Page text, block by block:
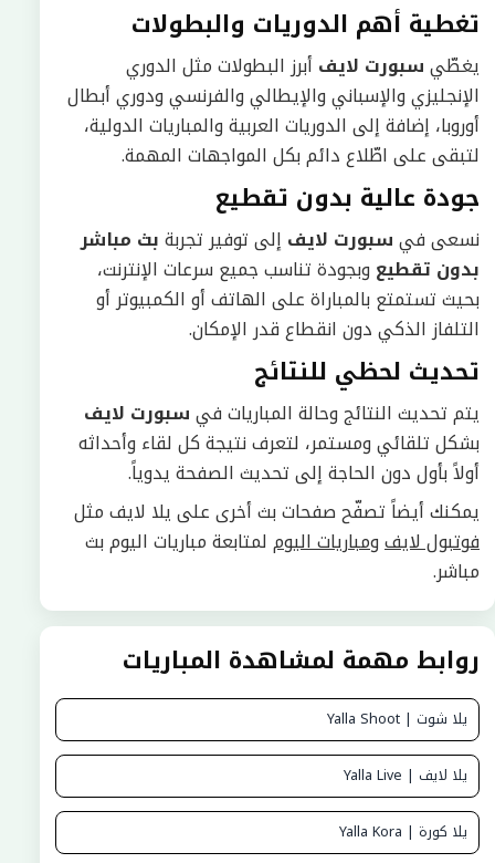
تغطية أهم الدوريات والبطولات
يغطّيسبورت لايف أبرز البطولات مثل الدوري
الإنجليزي والإسباني والإيطالي والفرنسي ودوري أبطال
أوروبا، إضافة إلى الدوريات العربية والمباريات الدولية،
لتبقى على اطّلاع دائم بكل المواجهات المهمة.
جودة عالية بدون تقطيع
نسعى فيسبورت لايف إلى توفير تجربةبث مباشر
بدون تقطيع وبجودة تناسب جميع سرعات الإنترنت،
بحيث تستمتع بالمباراة على الهاتف أو الكمبيوتر أو
التلفاز الذكي دون انقطاع قدر الإمكان.
تحديث لحظي للنتائج
يتم تحديث النتائج وحالة المباريات فيسبورت لايف
بشكل تلقائي ومستمر، لتعرف نتيجة كل لقاء وأحداثه
أولاً بأول دون الحاجة إلى تحديث الصفحة يدوياً.
يمكنك أيضاً تصفّح صفحات بث أخرى على يلا لايف مثل
فوتبول لايفومباريات اليوم لمتابعة مباريات اليوم بث
مباشر.
روابط مهمة لمشاهدة المباريات
يلا شوت | Yalla Shoot
يلا لايف | Yalla Live
يلا كورة | Yalla Kora